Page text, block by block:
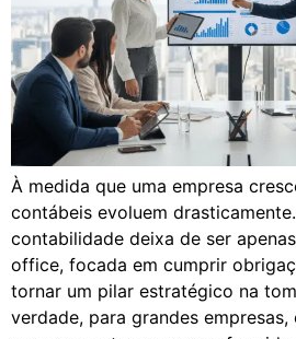
À medida que uma empresa
contábeis evoluem
contabilidade deixa de ser
office, focada em cumprir
tornar um pilar estratégico na
verdade, para grandes